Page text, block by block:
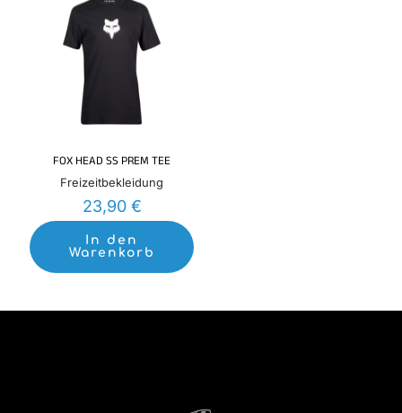
FOX HEAD SS PREM TEE
Freizeitbekleidung
23,90 €
In den
Warenkorb